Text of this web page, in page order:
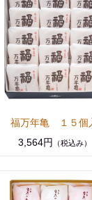
福万年亀 １５個
3,564円
（税込み）